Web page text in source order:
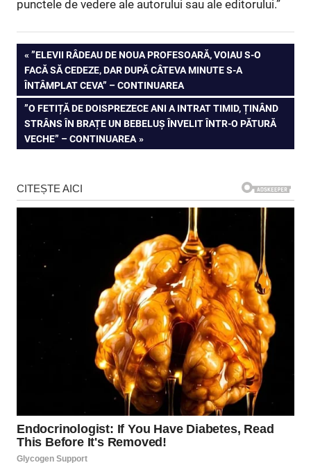
punctele de vedere ale autorului sau ale editorului.”
Navigare
în
articole
PREVIOUS
POST:
”ELEVII RÂDEAU DE NOUA PROFESOARĂ, VOIAU S-O
FACĂ SĂ CEDEZE, DAR DUPĂ CÂTEVA MINUTE S-A
ÎNTÂMPLAT CEVA” – CONTINUAREA
NEXT
POST:
”O FETIȚĂ DE DOISPREZECE ANI A INTRAT TIMID, ȚINÂND
STRÂNS ÎN BRAȚE UN BEBELUȘ ÎNVELIT ÎNTR-O PĂTURĂ
VECHE” – CONTINUAREA